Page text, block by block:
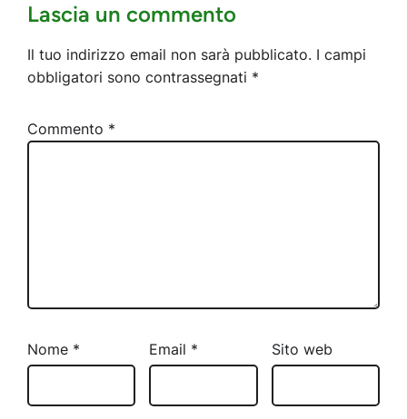
Lascia un commento
Il tuo indirizzo email non sarà pubblicato. I campi
obbligatori sono contrassegnati *
Commento *
Nome * Email * Sito web